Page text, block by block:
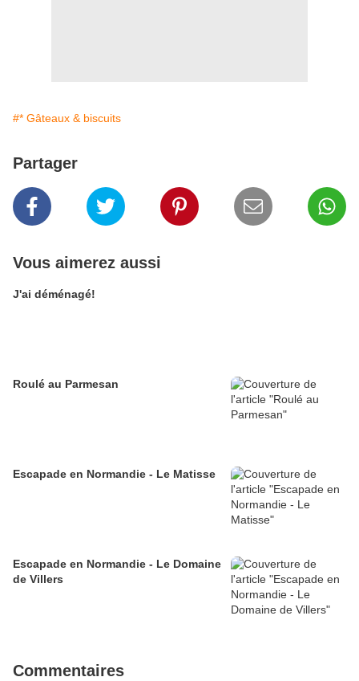
#* Gâteaux & biscuits
Partager
Vous aimerez aussi
J'ai déménagé!
Roulé au Parmesan
Escapade en Normandie - Le Matisse
Escapade en Normandie - Le Domaine
de Villers
Commentaires